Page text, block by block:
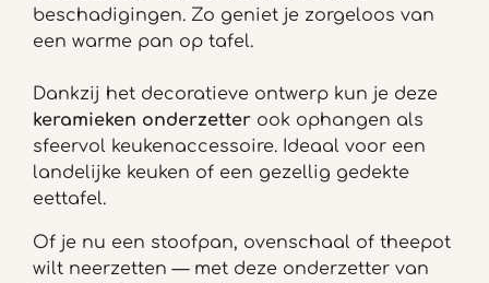
beschadigingen. Zo geniet je zorgeloos van
een warme pan op tafel.
Dankzij het decoratieve ontwerp kun je deze
keramieken onderzetter ook ophangen als
sfeervol keukenaccessoire. Ideaal voor een
landelijke keuken of een gezellig gedekte
eettafel.
Of je nu een stoofpan, ovenschaal of theepot
wilt neerzetten — met deze onderzetter van